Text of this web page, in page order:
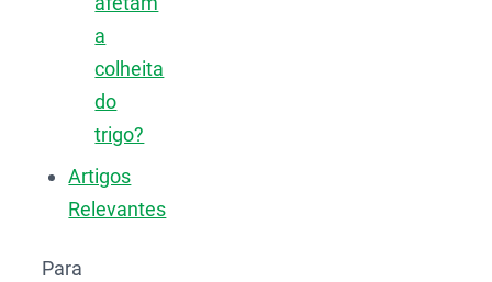
a
colheita
do
trigo?
Artigos
Relevantes
Para